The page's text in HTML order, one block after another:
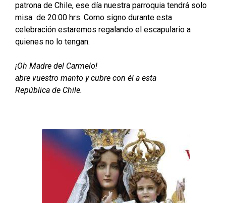
patrona de Chile, ese día nuestra parroquia tendrá solo
misa de 20:00 hrs. Como signo durante esta
celebración estaremos regalando el escapulario a
quienes no lo tengan.
¡Oh Madre del Carmelo!
abre vuestro manto y cubre con él a esta
República de Chile.